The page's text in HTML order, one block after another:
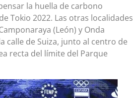
la huella de carbono
Tokio 2022. Las otras localidades
(León) y Onda
calle de Suiza, junto al centro de
recta del límite del Parque